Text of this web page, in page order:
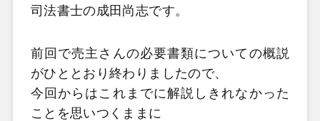
司法書士の成田尚志です。
前回で売主さんの必要書類についての概説
がひととおり終わりましたので、
今回からはこれまでに解説しきれなかった
ことを思いつくままに